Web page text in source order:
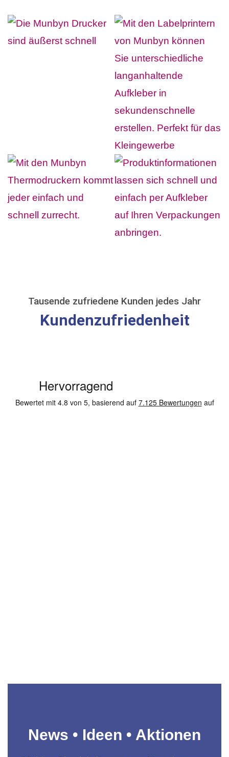
Tausende zufriedene Kunden jedes Jahr
Kundenzufriedenheit
News • Ideen • Aktionen